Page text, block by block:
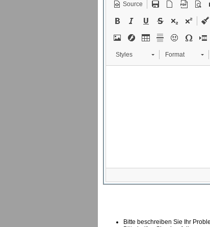
Source
Styles Format
Bitte beschreiben Sie Ihr